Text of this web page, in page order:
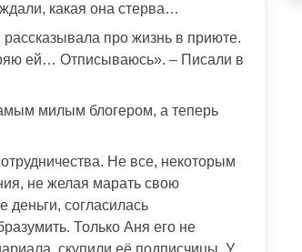
какая она стерва…
про жизнь в приюте.
ей… Отписываюсь». – Писали в
милым блогером, а теперь
Не все, некоторым
не желая марать свою
согласилась
Только Аня его не
скупили её подписчицы. У